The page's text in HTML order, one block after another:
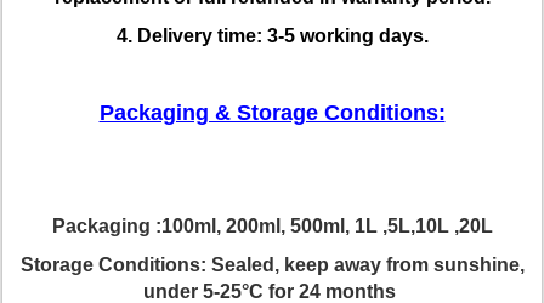
4. Delivery time: 3-5 working days.
Packaging & Storage Conditions:
Packaging :100ml, 200ml, 500ml, 1L ,5L,10L ,20L
Storage Conditions: Sealed, keep away from sunshine,
under 5-25°C for 24 months